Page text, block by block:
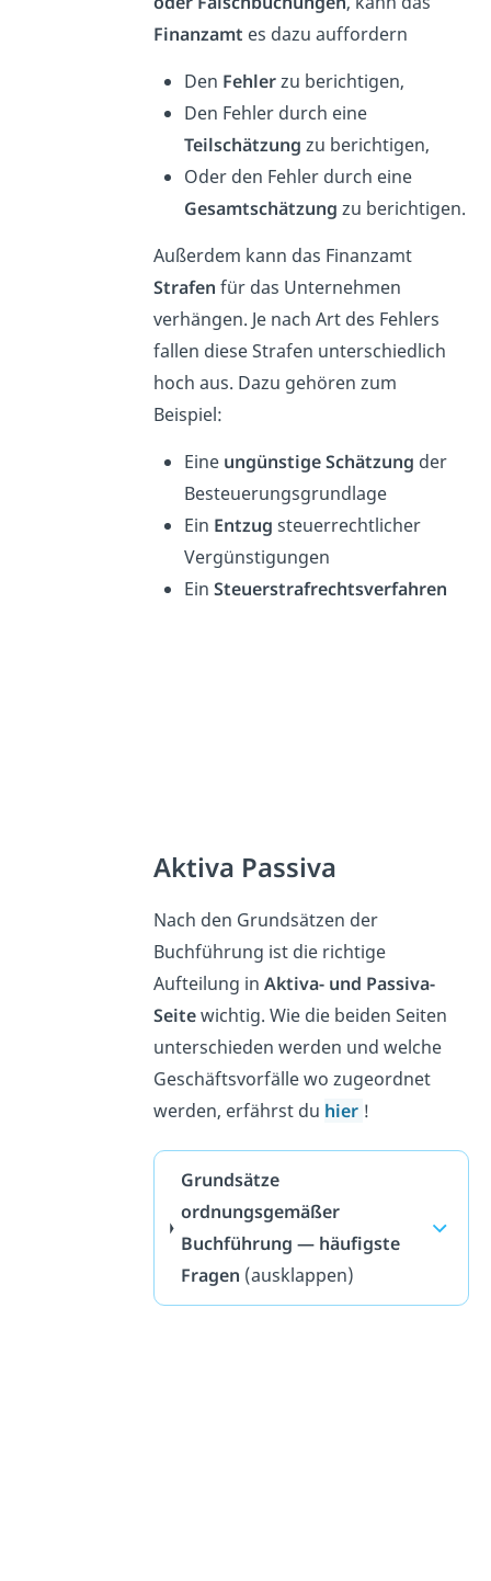
Finanzamt es dazu auffordern
Den Fehlerzu berichtigen,
Den Fehler durch eine
Teilschätzung zu berichtigen,
Oder den Fehler durch eine
Gesamtschätzung zu berichtigen.
Außerdem kann das Finanzamt
Strafen für das Unternehmen
verhängen. Je nach Art des Fehlers
fallen diese Strafen unterschiedlich
hoch aus. Dazu gehören zum
Beispiel:
Eine ungünstige Schätzung der
Besteuerungsgrundlage
Ein Entzug steuerrechtlicher
Vergünstigungen
EinSteuerstrafrechtsverfahren
Aktiva Passiva
Nach den Grundsätzen der
Buchführung ist die richtige
Aufteilung inAktiva- und Passiva-
Seitewichtig. Wie die beiden Seiten
unterschieden werden und welche
Geschäftsvorfälle wo zugeordnet
werden, erfährst du hier !
Grundsätze
ordnungsgemäßer
Buchführung — häufigste
Fragen (ausklappen)